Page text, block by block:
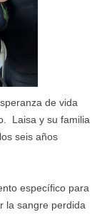
de vida
Laisa y su familia
seis años
específico para
la sangre perdida